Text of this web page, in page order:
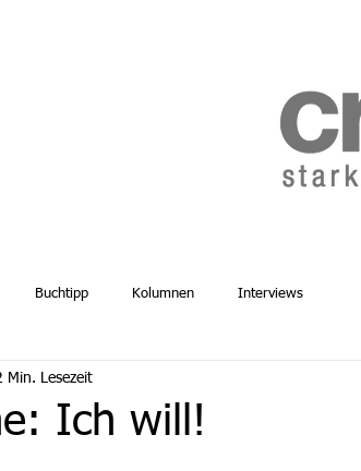
Buchtipp Kolumnen Interviews
Ich will!
Min. Lesezeit